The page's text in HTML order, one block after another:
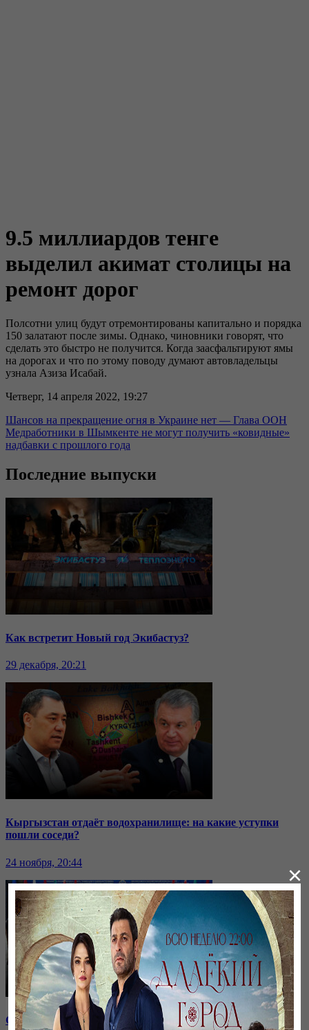
9.5 миллиардов тенге
выделил акимат столицы на
ремонт дорог
Полсотни улиц будут отремонтированы капитально и порядка
150 залатают после зимы. Однако, чиновники говорят, что
сделать это быстро не получится. Когда заасфальтируют ямы
на дорогах и что по этому поводу думают автовладельцы
узнала Азиза Исабай.
Четверг, 14 апреля 2022, 19:27
Шансов на прекращение огня в Украине нет — Глава ООН
Медработники в Шымкенте не могут получить «ковидные»
надбавки с прошлого года
Последние выпуски
Как встретит Новый год Экибастуз?
29 декабря, 20:21
Кыргызстан отдаёт водохранилище: на какие уступки
пошли соседи?
24 ноября, 20:44
Саммит ОДКБ: под вопросом эффективность организации
×